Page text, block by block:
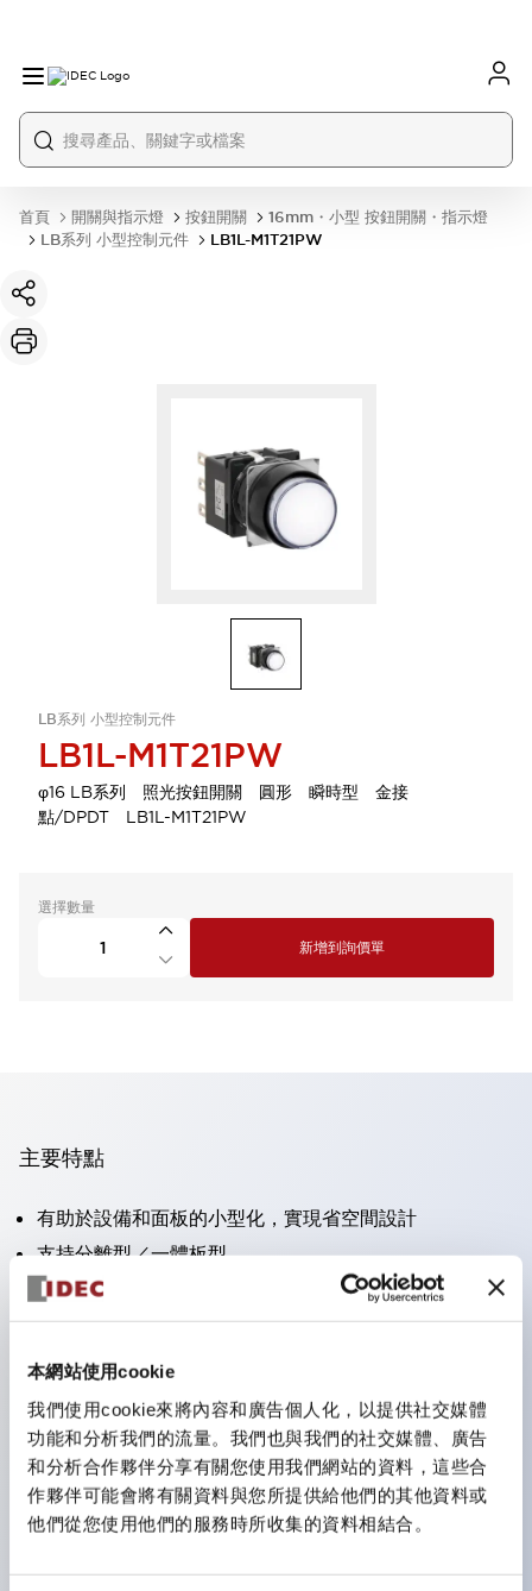
本網站使用cookie
我們使用cookie來將內容和廣告個人化，以提供社交媒體
功能和分析我們的流量。我們也與我們的社交媒體、廣告
和分析合作夥伴分享有關您使用我們網站的資料，這些合
作夥伴可能會將有關資料與您所提供給他們的其他資料或
他們從您使用他們的服務時所收集的資料相結合。
首頁 開關與指示燈 按鈕開關
16mm・小型 按鈕開關・指示燈
LB系列 小型控制元件
LB1L-M1T21PW
LB系列 小型控制元件
LB1L-M1T21PW
φ16 LB系列 照光按鈕開關 圓形 瞬時型 金接
點/DPDT LB1L-M1T21PW
選擇數量
新增到詢價單
主要特點
有助於設備和面板的小型化，實現省空間設計
支持分離型／一體板型
豐富的顏色變化
也提供可標記的照光鏡片類型（非照光）
提供2檔、3檔、照光型、帶鎖選擇開關以及蜂鳴器、撥
桿開關等
優異的防水性能。保護結構IP65
按鈕開關、選擇開關、帶鎖選擇開關最大支持3c接點。
LED照光帶來明亮且鮮明的照光面
可用專用配件輕鬆更換為Φ22閃光輪廓型